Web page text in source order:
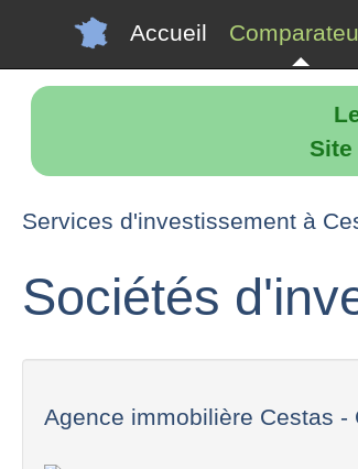
Accueil
Services d'investissement à
Sociétés
Agence immobilière Cestas -